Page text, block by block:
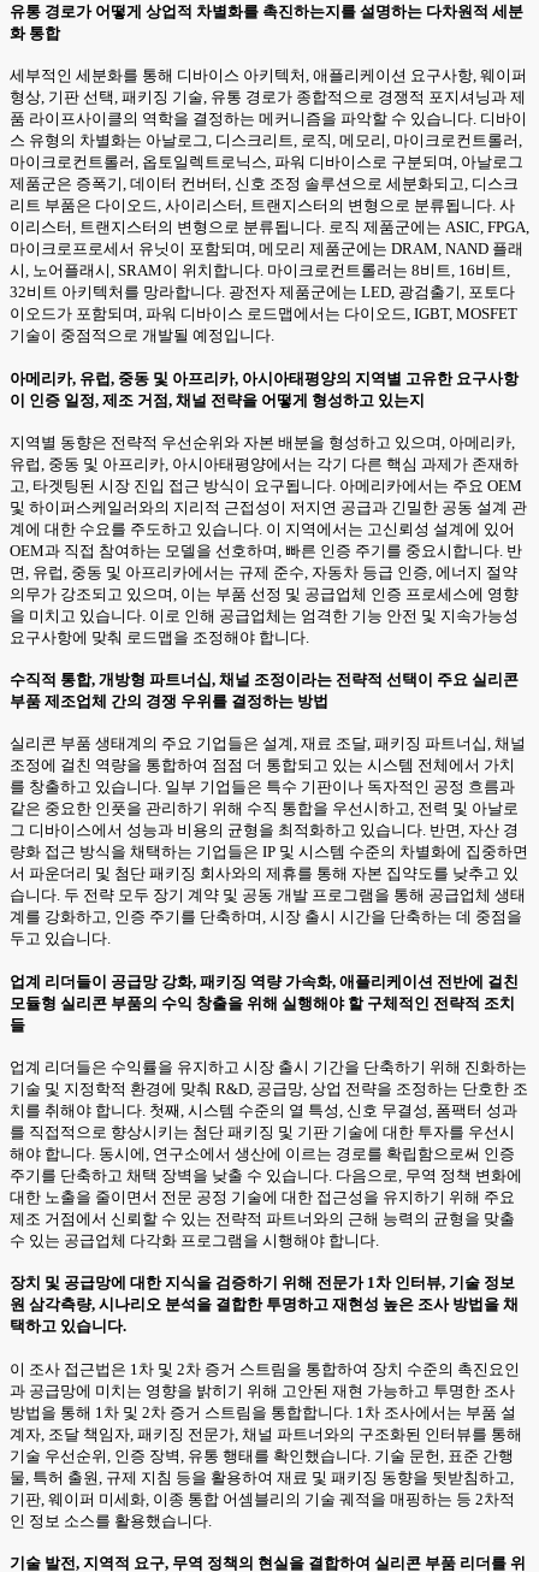
유통 경로가 어떻게 상업적 차별화를 촉진하는지를 설명하는 다차원적 세분
화 통합
세부적인 세분화를 통해 디바이스 아키텍처, 애플리케이션 요구사항, 웨이퍼
형상, 기판 선택, 패키징 기술, 유통 경로가 종합적으로 경쟁적 포지셔닝과 제
품 라이프사이클의 역학을 결정하는 메커니즘을 파악할 수 있습니다. 디바이
스 유형의 차별화는 아날로그, 디스크리트, 로직, 메모리, 마이크로컨트롤러,
마이크로컨트롤러, 옵토일렉트로닉스, 파워 디바이스로 구분되며, 아날로그
제품군은 증폭기, 데이터 컨버터, 신호 조정 솔루션으로 세분화되고, 디스크
리트 부품은 다이오드, 사이리스터, 트랜지스터의 변형으로 분류됩니다. 사
이리스터, 트랜지스터의 변형으로 분류됩니다. 로직 제품군에는 ASIC, FPGA,
마이크로프로세서 유닛이 포함되며, 메모리 제품군에는 DRAM, NAND 플래
시, 노어플래시, SRAM이 위치합니다. 마이크로컨트롤러는 8비트, 16비트,
32비트 아키텍처를 망라합니다. 광전자 제품군에는 LED, 광검출기, 포토다
이오드가 포함되며, 파워 디바이스 로드맵에서는 다이오드, IGBT, MOSFET
기술이 중점적으로 개발될 예정입니다.
아메리카, 유럽, 중동 및 아프리카, 아시아태평양의 지역별 고유한 요구사항
이 인증 일정, 제조 거점, 채널 전략을 어떻게 형성하고 있는지
지역별 동향은 전략적 우선순위와 자본 배분을 형성하고 있으며, 아메리카,
유럽, 중동 및 아프리카, 아시아태평양에서는 각기 다른 핵심 과제가 존재하
고, 타겟팅된 시장 진입 접근 방식이 요구됩니다. 아메리카에서는 주요 OEM
및 하이퍼스케일러와의 지리적 근접성이 저지연 공급과 긴밀한 공동 설계 관
계에 대한 수요를 주도하고 있습니다. 이 지역에서는 고신뢰성 설계에 있어
OEM과 직접 참여하는 모델을 선호하며, 빠른 인증 주기를 중요시합니다. 반
면, 유럽, 중동 및 아프리카에서는 규제 준수, 자동차 등급 인증, 에너지 절약
의무가 강조되고 있으며, 이는 부품 선정 및 공급업체 인증 프로세스에 영향
을 미치고 있습니다. 이로 인해 공급업체는 엄격한 기능 안전 및 지속가능성
요구사항에 맞춰 로드맵을 조정해야 합니다.
수직적 통합, 개방형 파트너십, 채널 조정이라는 전략적 선택이 주요 실리콘
부품 제조업체 간의 경쟁 우위를 결정하는 방법
실리콘 부품 생태계의 주요 기업들은 설계, 재료 조달, 패키징 파트너십, 채널
조정에 걸친 역량을 통합하여 점점 더 통합되고 있는 시스템 전체에서 가치
를 창출하고 있습니다. 일부 기업들은 특수 기판이나 독자적인 공정 흐름과
같은 중요한 인풋을 관리하기 위해 수직 통합을 우선시하고, 전력 및 아날로
그 디바이스에서 성능과 비용의 균형을 최적화하고 있습니다. 반면, 자산 경
량화 접근 방식을 채택하는 기업들은 IP 및 시스템 수준의 차별화에 집중하면
서 파운더리 및 첨단 패키징 회사와의 제휴를 통해 자본 집약도를 낮추고 있
습니다. 두 전략 모두 장기 계약 및 공동 개발 프로그램을 통해 공급업체 생태
계를 강화하고, 인증 주기를 단축하며, 시장 출시 시간을 단축하는 데 중점을
두고 있습니다.
업계 리더들이 공급망 강화, 패키징 역량 가속화, 애플리케이션 전반에 걸친
모듈형 실리콘 부품의 수익 창출을 위해 실행해야 할 구체적인 전략적 조치
들
업계 리더들은 수익률을 유지하고 시장 출시 기간을 단축하기 위해 진화하는
기술 및 지정학적 환경에 맞춰 R&D, 공급망, 상업 전략을 조정하는 단호한 조
치를 취해야 합니다. 첫째, 시스템 수준의 열 특성, 신호 무결성, 폼팩터 성과
를 직접적으로 향상시키는 첨단 패키징 및 기판 기술에 대한 투자를 우선시
해야 합니다. 동시에, 연구소에서 생산에 이르는 경로를 확립함으로써 인증
주기를 단축하고 채택 장벽을 낮출 수 있습니다. 다음으로, 무역 정책 변화에
대한 노출을 줄이면서 전문 공정 기술에 대한 접근성을 유지하기 위해 주요
제조 거점에서 신뢰할 수 있는 전략적 파트너와의 근해 능력의 균형을 맞출
수 있는 공급업체 다각화 프로그램을 시행해야 합니다.
장치 및 공급망에 대한 지식을 검증하기 위해 전문가 1차 인터뷰, 기술 정보
원 삼각측량, 시나리오 분석을 결합한 투명하고 재현성 높은 조사 방법을 채
택하고 있습니다.
이 조사 접근법은 1차 및 2차 증거 스트림을 통합하여 장치 수준의 촉진요인
과 공급망에 미치는 영향을 밝히기 위해 고안된 재현 가능하고 투명한 조사
방법을 통해 1차 및 2차 증거 스트림을 통합합니다. 1차 조사에서는 부품 설
계자, 조달 책임자, 패키징 전문가, 채널 파트너와의 구조화된 인터뷰를 통해
기술 우선순위, 인증 장벽, 유통 행태를 확인했습니다. 기술 문헌, 표준 간행
물, 특허 출원, 규제 지침 등을 활용하여 재료 및 패키징 동향을 뒷받침하고,
기판, 웨이퍼 미세화, 이종 통합 어셈블리의 기술 궤적을 매핑하는 등 2차적
인 정보 소스를 활용했습니다.
기술 발전, 지역적 요구, 무역 정책의 현실을 결합하여 실리콘 부품 리더를 위